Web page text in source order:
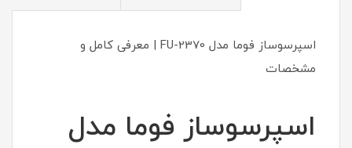
اسپرسوساز فوما مدل FU-2370 | معرفی کامل و
مشخصات
اسپرسوساز فوما مدل